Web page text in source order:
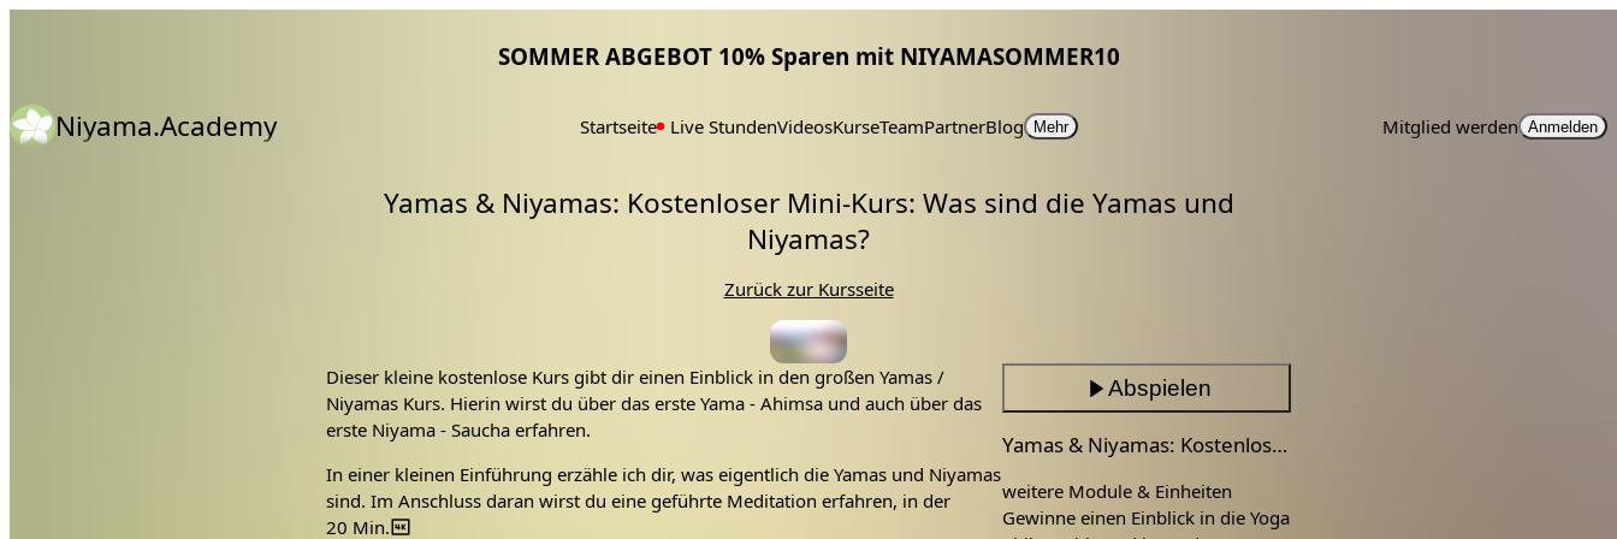
SOMMER ABGEBOT 10% Sparen mit NIYAMASOMMER10
Niyama.Academy Startseite Live StundenVideosKurseTeamPartnerBlog Mehr Mitglied werden Anmelden
Yamas & Niyamas: Kostenloser Mini-Kurs: Was sind die Yamas und
Niyamas?
Zurück zur Kursseite
Dieser kleine kostenlose Kurs gibt dir einen Einblick in den großen Yamas /
Niyamas Kurs. Hierin wirst du über das erste Yama - Ahimsa und auch über das
erste Niyama - Saucha erfahren.
In einer kleinen Einführung erzähle ich dir, was eigentlich die Yamas und Niyamas
sind. Im Anschluss daran wirst du eine geführte Meditation erfahren, in der
speziell die Yamas und Niyamas im Fokus stehen. Diese Meditation soll in dir
20 Min.
Abspielen
Yamas & Niyamas: Kostenloser Mini-Kurs
weitere Module & Einheiten
Gewinne einen Einblick in die Yoga